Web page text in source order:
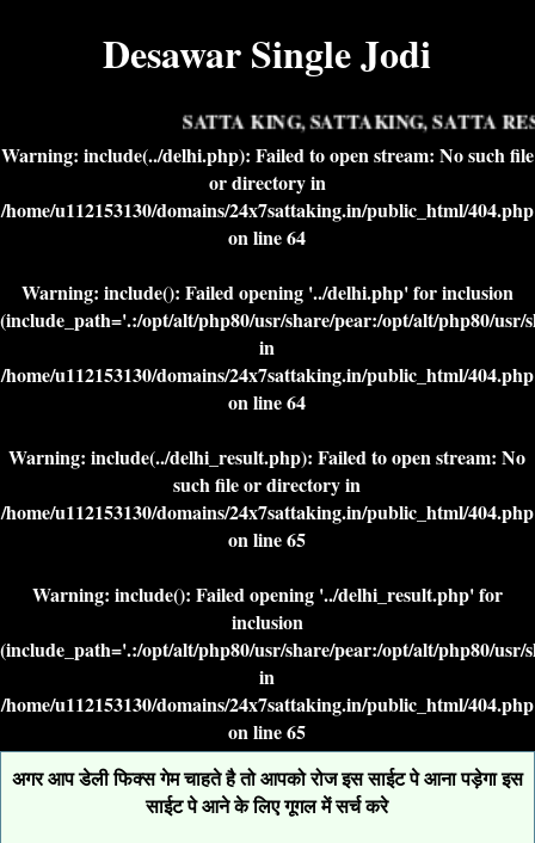
Desawar Single Jodi
SATTA KING, SATTAKING, SATTA
Warning: include(../delhi.php): Failed to open stream: No such file
or directory in
/home/u112153130/domains/24x7sattaking.in/public_html/404.php
on line64
Warning: include(): Failed opening '../delhi.php' for inclusion
(include_path='.:/opt/alt/php80/usr/share/pear:/opt/alt/php80/
in
/home/u112153130/domains/24x7sattaking.in/public_html/404.php
on line64
Warning: include(../delhi_result.php): Failed to open stream: No
such file or directory in
/home/u112153130/domains/24x7sattaking.in/public_html/404.php
on line65
Warning: include(): Failed opening '../delhi_result.php' for
inclusion
(include_path='.:/opt/alt/php80/usr/share/pear:/opt/alt/php80/
in
/home/u112153130/domains/24x7sattaking.in/public_html/404.php
on line65
अगर आप डेली फिक्स गेम चाहते है तो आपको रोज इस साईट पे आना पड़ेगा इस
साईट पे आने के लिए गूगल में सर्च करे